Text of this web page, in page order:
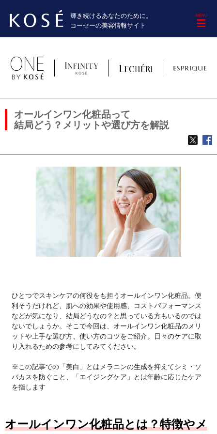
輝き続けるあなたのために。
コーセーの美容情報サイト
オールインワン化粧品って
結局どう？メリットや選び方を解説
ひとつでスキンケアの何役をも担うオールインワン化粧品。便
利そうだけれど、肌への効果や使用感、コストパフォーマンス
などが気になり、結局どうなの？と思っている方もいるのでは
ないでしょうか。そこで今回は、オールインワン化粧品のメリ
ットや上手な選び方、使い方のコツをご紹介。日々のケアに取
り入れるための参考にしてみてください。
※この記事での「美白」とはメラニンの生成を抑えてシミ・ソ
バカスを防ぐこと、「エイジングケア」とは年齢に応じたケア
を指します
オールインワン化粧品とは？特徴やメ